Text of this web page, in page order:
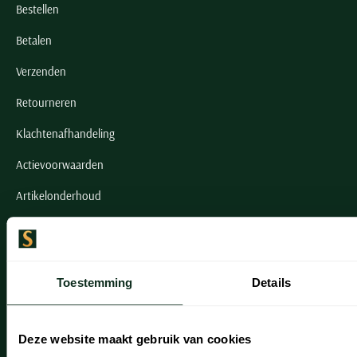
Toestemming Details
Deze website maakt gebruik van cookies
Bestellen
Betalen
Verzenden
Retourneren
Klachtenafhandeling
Actievoorwaarden
Artikelonderhoud
Onze winkels
Onze winkels
Heemstede
Hillegom